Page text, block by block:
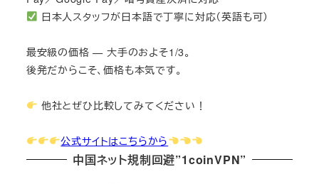
日本人スタッフが日本語で丁寧に対応（英語も可）
最安級の価格 — 大手のおよそ1/3。
後発だからこそ、価格も本気です。
他社とぜひ比較してみてください！
公式サイトはこちらから
中国ネット規制回避”1coinVPN”